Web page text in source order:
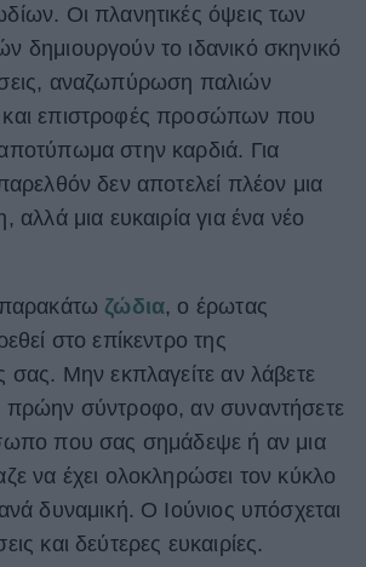
Οι πλανητικές όψεις των
δημιουργούν το ιδανικό σκηνικό
αναζωπύρωση παλιών
επιστροφές προσώπων που
στην καρδιά. Για
δεν αποτελεί πλέον μια
αλλά μια ευκαιρία για ένα νέο
ζώδια, ο έρωτας
στο επίκεντρο της
σας. Μην εκπλαγείτε αν λάβετε
σύντροφο, αν συναντήσετε
που σας σημάδεψε ή αν μια
να έχει ολοκληρώσει τον κύκλο
δυναμική. Ο Ιούνιος υπόσχεται
και δεύτερες ευκαιρίες.